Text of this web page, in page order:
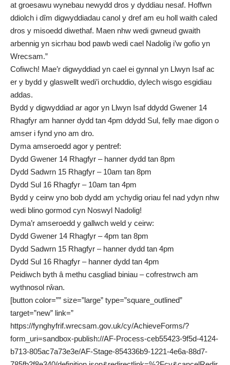
at groesawu wynebau newydd dros y dyddiau nesaf. Hoffwn
ddiolch i dîm digwyddiadau canol y dref am eu holl waith caled
dros y misoedd diwethaf. Maen nhw wedi gwneud gwaith
arbennig yn sicrhau bod pawb wedi cael Nadolig i’w gofio yn
Wrecsam.”
Cofiwch! Mae’r digwyddiad yn cael ei gynnal yn Llwyn Isaf ac
er y bydd y glaswellt wedi’i orchuddio, dylech wisgo esgidiau
addas.
Bydd y digwyddiad ar agor yn Llwyn Isaf ddydd Gwener 14
Rhagfyr am hanner dydd tan 4pm ddydd Sul, felly mae digon o
amser i fynd yno am dro.
Dyma amseroedd agor y pentref:
Dydd Gwener 14 Rhagfyr – hanner dydd tan 8pm
Dydd Sadwrn 15 Rhagfyr – 10am tan 8pm
Dydd Sul 16 Rhagfyr – 10am tan 4pm
Bydd y ceirw yno bob dydd am ychydig oriau fel nad ydyn nhw
wedi blino gormod cyn Noswyl Nadolig!
Dyma’r amseroedd y gallwch weld y ceirw:
Dydd Gwener 14 Rhagfyr – 4pm tan 8pm
Dydd Sadwrn 15 Rhagfyr – hanner dydd tan 4pm
Dydd Sul 16 Rhagfyr – hanner dydd tan 4pm
Peidiwch byth â methu casgliad biniau – cofrestrwch am
wythnosol rŵan.
[button color=”” size=”large” type=”square_outlined”
target=”new” link=”
https://fynghyfrif.wrecsam.gov.uk/cy/AchieveForms/?
form_uri=sandbox-publish://AF-Process-ceb55423-9f5d-4124-
b713-805ac7a73e3e/AF-Stage-854336b9-1221-4e6a-88d7-